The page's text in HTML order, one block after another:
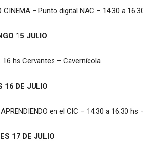
CINEMA – Punto digital NAC – 14.30 a
15 JULIO
16 hs Cervantes – Cavernícola
16 DE JULIO
en el CIC – 14.30 a 16.30
17 DE JULIO